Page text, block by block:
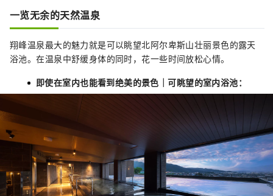
一览无余的天然温泉
翔峰温泉最大的魅力就是可以眺望北阿尔卑斯山壮丽景色的露天
浴池。在温泉中舒缓身体的同时，花一些时间放松心情。
即使在室内也能看到绝美的景色｜可眺望的室内浴池：